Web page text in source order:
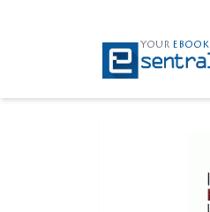
YOUR EBOOK